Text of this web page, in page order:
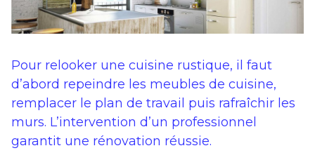
Pour relooker une cuisine rustique, il faut
d’abord repeindre les meubles de cuisine,
remplacer le plan de travail puis rafraîchir les
murs. L’intervention d’un professionnel
garantit une rénovation réussie.